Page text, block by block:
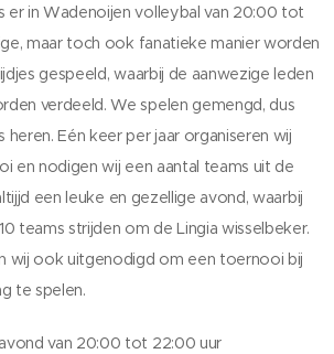
er in Wadenoijen volleybal van 20:00 tot
maar toch ook fanatieke manier worden
gespeeld, waarbij de aanwezige leden
verdeeld. We spelen gemengd, dus
Eén keer per jaar organiseren wij
en nodigen wij een aantal teams uit de
een leuke en gezellige avond, waarbij
teams strijden om de Lingia wisselbeker.
wij ook uitgenodigd om een toernooi bij
te spelen.
van 20:00 tot 22:00 uur